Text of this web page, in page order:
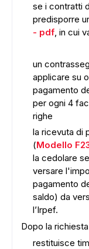
se i contratti
predisporre
- pdf, in cui
un
applicare su
pagamento
per ogni 4
righe
la ricevuta di
(Modello
la cedolare
versare
pagamento
saldo) da
l’Irpef.
Dopo la
restituisce